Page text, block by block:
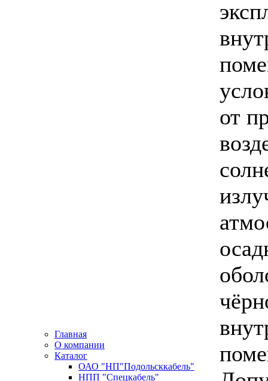
Главная
О компании
Каталог
ОАО "НП"Подольсккабель"
НПП "Спецкабель"
от